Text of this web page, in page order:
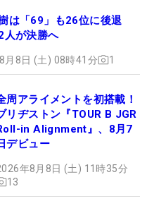
は「69」も26位に後退
人が決勝へ
月8日 (土) 08時41分 1
周アライメントを初搭載！
リヂストン『TOUR B JGR
in Alignment』、8月7
デビュー
年8月8日 (土) 11時35分
13